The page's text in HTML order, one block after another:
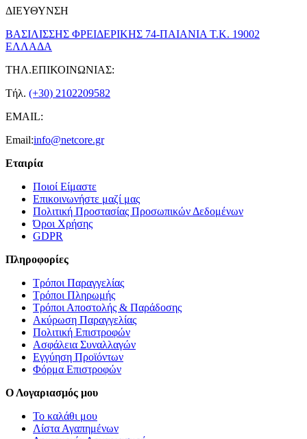
ΔΙΕΥΘΥΝΣΗ
ΒΑΣΙΛΙΣΣΗΣ ΦΡΕΙΔΕΡΙΚΗΣ 74-ΠΑΙΑΝΙΑ Τ.Κ. 19002
ΕΛΛΑΔΑ
ΤΗΛ.ΕΠΙΚΟΙΝΩΝΙΑΣ:
Τήλ. (+30) 2102209582
EMAIL:
Email:info@netcore.gr
Εταιρία
Ποιοί Είμαστε
Επικοινωνήστε μαζί μας
Πολιτική Προστασίας Προσωπικών Δεδομένων
Όροι Χρήσης
GDPR
Πληροφορίες
Τρόποι Παραγγελίας
Τρόποι Πληρωμής
Τρόποι Αποστολής & Παράδοσης
Ακύρωση Παραγγελίας
Πολιτική Επιστροφών
Ασφάλεια Συναλλαγών
Εγγύηση Προϊόντων
Φόρμα Επιστροφών
Ο Λογαριασμός μου
Το καλάθι μου
Λίστα Αγαπημένων